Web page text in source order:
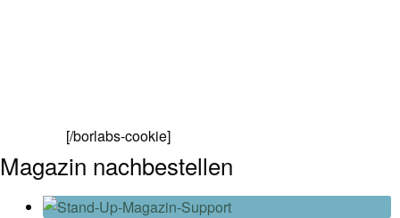
[/borlabs-cookie]
Magazin nachbestellen